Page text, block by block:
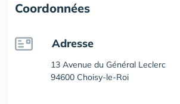
Coordonnées
Adresse
13 Avenue du Général Leclerc
94600 Choisy-le-Roi